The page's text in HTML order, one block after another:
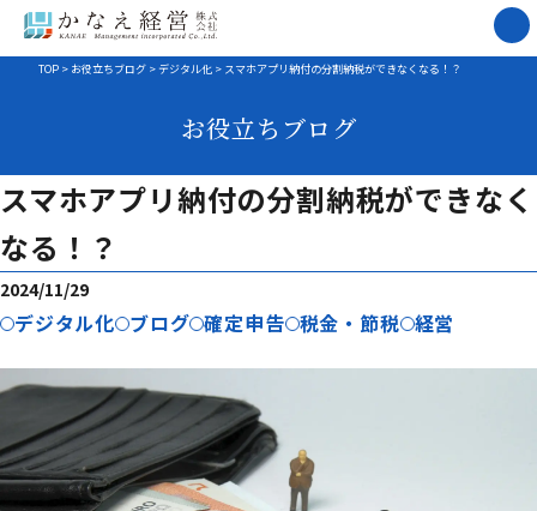
TOP > お役立ちブログ >デジタル化 > スマホアプリ納付の分割納税ができなくなる！？
お役立ちブログ
スマホアプリ納付の分割納税ができなく
なる！？
2024/11/29
デジタル化 ブログ 確定申告 税金・節税 経営